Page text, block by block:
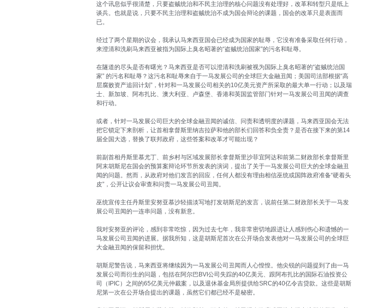
这个讯息似乎很清楚，只要盗贼统治和不民主治理的核心问题没有处理好，改革和转型只是纸上
谈兵。也就是说，只要不民主治理和盗贼统治不成为国会辩论的课题，国会的改革只是表面而
已。
经过了两个星期的议会，我承认马来西亚国会已经成为国家的耻辱，它没有准备采取任何行动，
来澄清和洗刷马来西亚被指为国际上臭名昭著的“盗贼统治国家”的污名和耻辱。
在隧道的尽头是否有曙光？马来西亚是否可以澄清和洗刷被视为国际上臭名昭著的“盗贼统治国
家” 的污名和耻辱？这污名和耻辱来自于一马发展公司的全球巨大金融丑闻；美国司法部根据“高
层腐败资产追回计划”，针对和一马发展公司相关的10亿美元资产所采取的最大单一行动；以及瑞
士、新加坡、阿布扎比、澳大利亚、卢森堡、香港和英国监管部门针对一马发展公司丑闻的调查
和行动。
或者，针对一马发展公司巨大的全球金融丑闻的诚信、问责和透明度的课题，马来西亚国会无法
把它锁定下来剖析，让首相拿督斯里纳吉拉萨和他的部长们回答和负全责？是否在接下来的第14
届全国大选，替换了联邦政府，这些答案和改革才可能出现？
前副首相丹斯里慕尤丁、前乡村与区域发展部长拿督斯里沙菲宜阿达和前第二财政部长拿督斯里
阿末胡斯尼在国会的预算案辩论环节所发表的演词，提出了关于一马发展公司巨大的全球金融丑
闻的问题。然而，从政府对他们发言的回应，任何人都没有理由相信巫统或国阵政府准备“硬着头
皮”，公开让议会审查和问责一马发展公司丑闻。
巫统宣传主任丹斯里安努亚慕沙轻描淡写地打发胡斯尼的发言，说前任第二财政部长关于一马发
展公司丑闻的一连串问题，没有新意。
我对安努亚的评论，感到非常吃惊，因为过去七年，我非常密切地跟进让人感到伤心和遗憾的一
马发展公司丑闻的进展。据我所知，这是胡斯尼首次在公开场合发表他对一马发展公司的全球巨
大金融丑闻的保留和担忧。
胡斯尼警告说，马来西亚将继续因为一马发展公司丑闻而人心惶惶。他尖锐的问题提到了由一马
发展公司而衍生的问题，包括在阿尔巴BVI公司失踪的40亿美元、跟阿布扎比的国际石油投资公
司（IPIC）之间的65亿美元仲裁案，以及退休基金局所提供给SRC的40亿令吉贷款。这些是胡斯
尼第一次在公开场合提出的课题，虽然它们都已经不是秘密。